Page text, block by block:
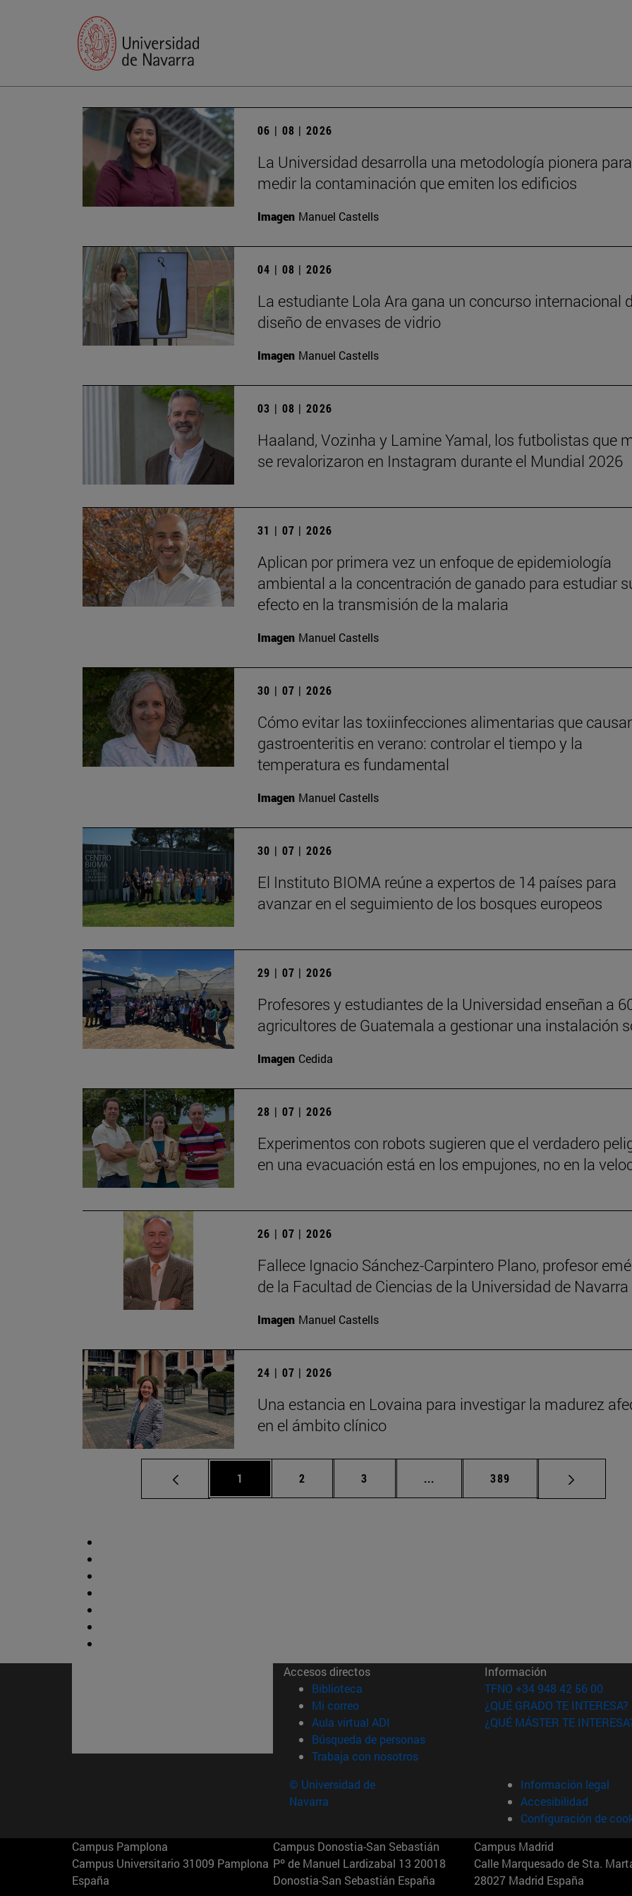
06 | 08 | 2026
La Universidad desarrolla una metodología pionera para
medir la contaminación que emiten los edificios
Imagen Manuel Castells
04 | 08 | 2026
La estudiante Lola Ara gana un concurso internacional
diseño de envases de vidrio
Imagen Manuel Castells
03 | 08 | 2026
Haaland, Vozinha y Lamine Yamal, los futbolistas que
se revalorizaron en Instagram durante el Mundial 2026
31 | 07 | 2026
Aplican por primera vez un enfoque de epidemiología
ambiental a la concentración de ganado para estudiar
efecto en la transmisión de la malaria
Imagen Manuel Castells
30 | 07 | 2026
Cómo evitar las toxiinfecciones alimentarias que
gastroenteritis en verano: controlar el tiempo y la
temperatura es fundamental
Imagen Manuel Castells
30 | 07 | 2026
El Instituto BIOMA reúne a expertos de 14 países para
avanzar en el seguimiento de los bosques europeos
29 | 07 | 2026
Profesores y estudiantes de la Universidad enseñan a
agricultores de Guatemala a gestionar una instalación
Imagen Cedida
28 | 07 | 2026
Experimentos con robots sugieren que el verdadero
en una evacuación está en los empujones, no en la
26 | 07 | 2026
Fallece Ignacio Sánchez-Carpintero Plano, profesor
de la Facultad de Ciencias de la Universidad de Navarra
Imagen Manuel Castells
24 | 07 | 2026
Una estancia en Lovaina para investigar la madurez
en el ámbito clínico
Página
1 Página
2 Página
3 ... Páginas intermedias Use TAB para
Página
389
Accesos directos
Biblioteca (abre en nueva ventana)
Mi correo(abre en nueva ventana)
Aula virtual ADI (abre en nueva ventana)
Búsqueda de personas(abre en nueva ventana)
Trabaja con nosotros(abre en nueva ventana)
Información
TFNO +34 948 42 56 00
¿QUÉ GRADO TE INTERESA?
¿QUÉ MÁSTER TE
© Universidad de
Navarra
Información legal
Accesibilidad
Configuración de
Campus Pamplona
Campus Universitario 31009 Pamplona
España
Campus Donostia-San Sebastián
Pº de Manuel Lardizabal 13 20018
Donostia-San Sebastián España
Campus Madrid
Calle Marquesado de Sta.
28027 Madrid España